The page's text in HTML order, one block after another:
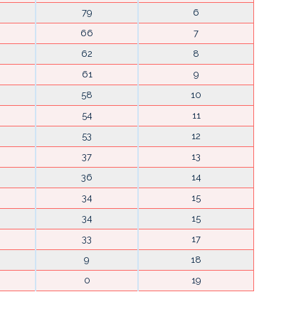
79
6
66
7
62
8
61
9
58
10
54
11
53
12
37
13
36
14
34
15
34
15
33
17
9
18
0 19